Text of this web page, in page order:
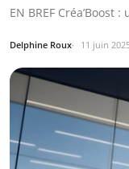
EN BREF
Delphine Roux 11 juin